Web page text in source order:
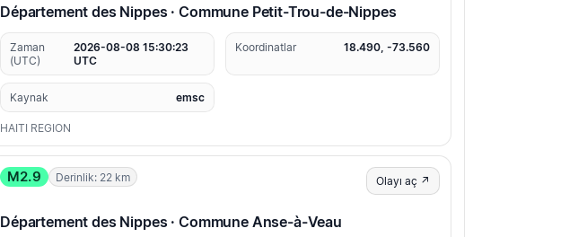
Département des Nippes · Commune Petit-Trou-de-Nippes
Zaman
(UTC)
2026-08-08 15:30:23
UTC
Koordinatlar 18.490, -73.560
Kaynak emsc
HAITI REGION
M2.9 Derinlik: 22 km Olayı aç ↗
Département des Nippes · Commune Anse-à-Veau